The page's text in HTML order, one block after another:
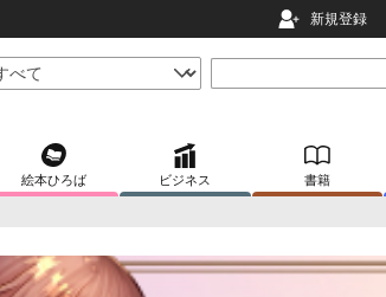
新規登録
絵本ひろば ビジネス 書籍